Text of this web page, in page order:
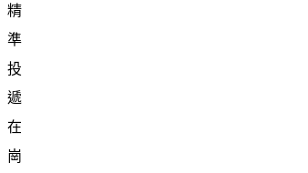
精
準
投
遞
在
崗